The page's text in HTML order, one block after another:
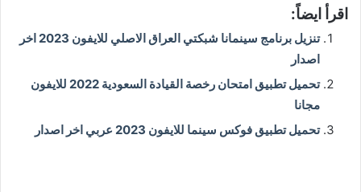
اقرأ ايضاً:
تنزيل برنامج سينمانا شبكتي العراق الاصلي للايفون 2023 اخر
اصدار
تحميل تطبيق امتحان رخصة القيادة السعودية 2022 للايفون
مجانا
تحميل تطبيق فوكس سينما للايفون 2023 عربي اخر اصدار